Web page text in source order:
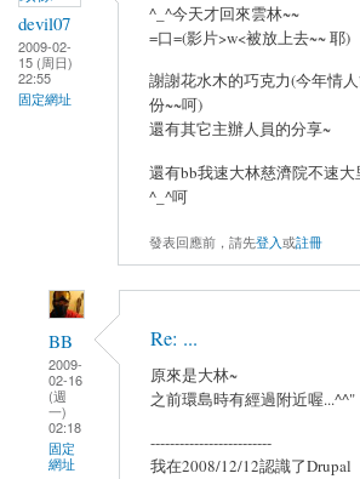
devil07
2009-02-
15 (周日)
22:55
固定網址
^_^今天才回來雲林~~
=口=(影片>w<被放上去~~ 耶)
謝謝花水木的巧克力(今年情
份~~呵)
還有其它主辦人員的分享~
還有bb我速大林慈濟院不速
^_^呵
發表回應前，請先登入或註冊
BB
2009-
02-16
(週
一)
02:18
固定
網址
Re: ...
原來是大林~
之前環島時有經過附近喔...^^"
-------------------------
我在2008/12/12認識了Drupal